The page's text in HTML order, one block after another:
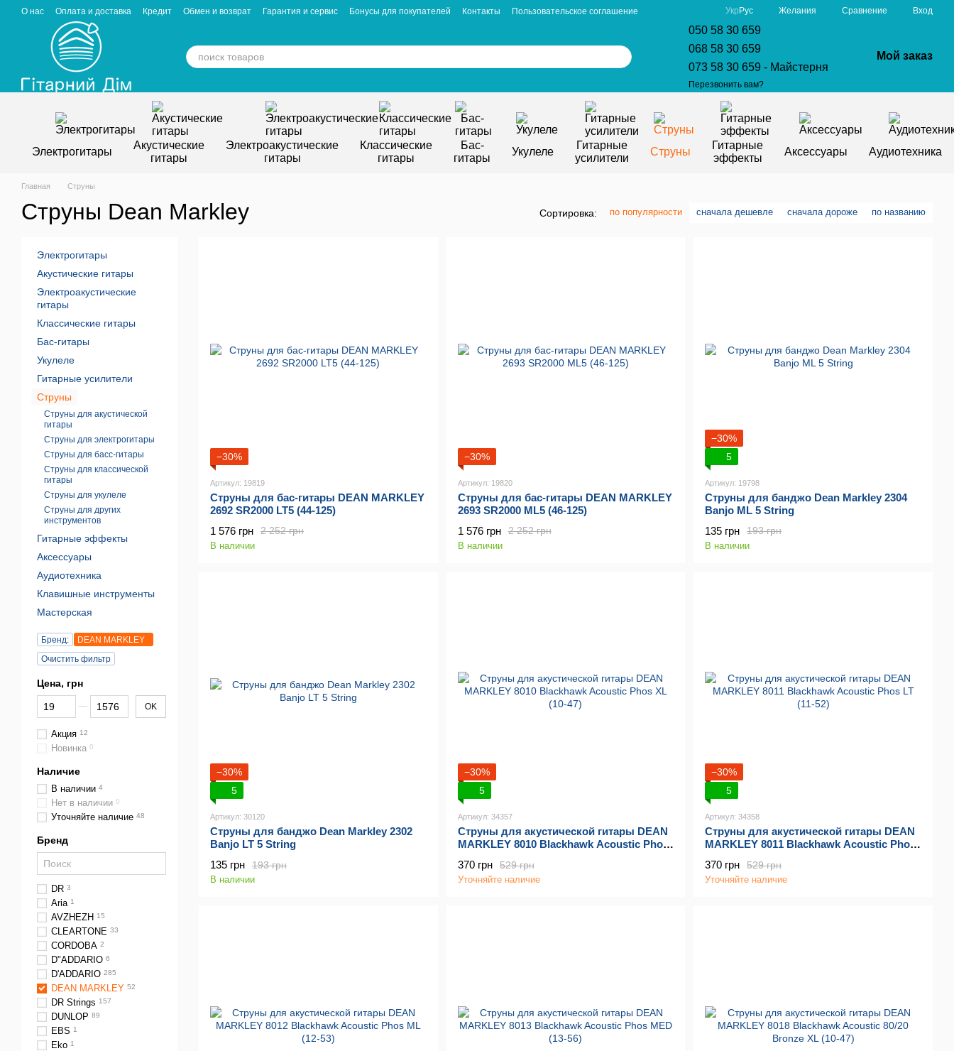
Перейти к основному контенту
О нас Оплата и доставка Кредит Обмен и возврат Гарантия и сервис Бонусы для покупателей Контакты
Пользовательское соглашение
Отзывы о магазине
Укр Рус Желания Сравнение Вход
050 58 30 659
068 58 30 659
073 58 30 659 - Майстерня
Перезвонить вам?
Мой заказ
Электрогитары
Акустические
гитары
Электроакустические
гитары
Классические
гитары
Бас-
гитары
Укулеле
Гитарные
усилители
Струны
Гитарные
эффекты
Аксессуары Аудиотехника
Главная Струны
Струны Dean Markley Сортировка: по популярности сначала дешевле сначала дороже по названию
−30%
Артикул: 19819
Струны для бас-гитары DEAN MARKLEY
2692 SR2000 LT5 (44-125)
2 252 грн
1 576 грн
В наличии
−30%
Артикул: 19820
Струны для бас-гитары DEAN MARKLEY
2693 SR2000 ML5 (46-125)
2 252 грн
1 576 грн
В наличии
−30%
5
Артикул: 19798
Струны для банджо Dean Markley 2304
Banjo ML 5 String
193 грн
135 грн
В наличии
−30%
5
Артикул: 30120
Струны для банджо Dean Markley 2302
Banjo LT 5 String
193 грн
135 грн
В наличии
−30%
5
Артикул: 34357
Струны для акустической гитары DEAN
MARKLEY 8010 Blackhawk Acoustic Phos
529 грн
370 грн
Уточняйте наличие
−30%
5
Артикул: 34358
Струны для акустической гитары DEAN
MARKLEY 8011 Blackhawk Acoustic Phos
529 грн
370 грн
Уточняйте наличие
Электрогитары
Акустические гитары
Электроакустические
гитары
Классические гитары
Бас-гитары
Укулеле
Гитарные усилители
Струны
Струны для акустической
гитары
Струны для электрогитары
Струны для басс-гитары
Струны для классической
гитары
Струны для укулеле
Струны для других
инструментов
Гитарные эффекты
Аксессуары
Аудиотехника
Клавишные инструменты
Мастерская
Бренд:
DEAN MARKLEY
Очистить фильтр
Цена, грн
От Цена, грн
До Цена, грн OK
Акция 12
Новинка 0
Наличие
В наличии 4
Нет в наличии 0
Уточняйте наличие 48
Бренд
DR 3
Aria 1
AVZHEZH 15
CLEARTONE 33
CORDOBA 2
D"ADDARIO 6
D'ADDARIO 285
DEAN MARKLEY 52
DR Strings 157
DUNLOP 89
EBS 1
Eko 1